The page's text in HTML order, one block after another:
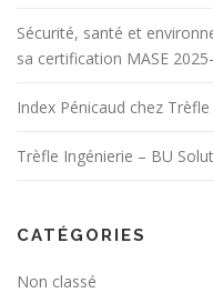
Sécurité, santé et
sa certification MASE
Index Pénicaud chez
Trèfle Ingénierie – BU
CATÉGORIES
Non classé